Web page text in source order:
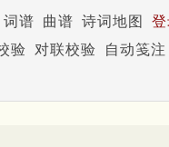
词谱 曲谱 诗词地图
验 对联校验
自动笺注